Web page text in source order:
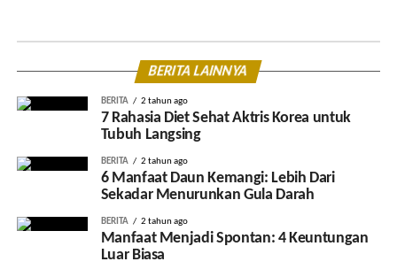
BERITA LAINNYA
BERITA 2 tahun ago
7 Rahasia Diet Sehat Aktris Korea untuk
Tubuh Langsing
BERITA 2 tahun ago
6 Manfaat Daun Kemangi: Lebih Dari
Sekadar Menurunkan Gula Darah
BERITA 2 tahun ago
Manfaat Menjadi Spontan: 4 Keuntungan
Luar Biasa